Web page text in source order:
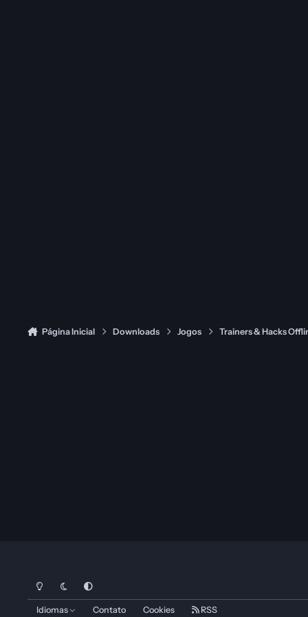
Página Inicial Downloads Jogos Trainers & Hacks
Modo ClaroDark ModeSystem Preference
Idiomas Contato Cookies RSS